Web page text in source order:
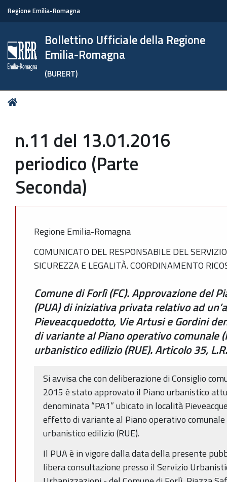
Regione Emilia-Romagna
Bollettino Ufficiale della Regione
Emilia-Romagna
(BURERT)
Tu
n.11 del 13.01.2016
periodico (Parte
Seconda)
Regione Emilia-Romagna
COMUNICATO DEL RESPONSABILE DEL
SICUREZZA E LEGALITÀ. COORDINAMENTO
Comune di Forlì (FC). Approvazione del
(PUA) di iniziativa privata relativo ad
Pieveacquedotto, Vie Artusi e Gordini
di variante al Piano operativo comunale
urbanistico edilizio (RUE). Articolo 35,
Si avvisa che con deliberazione di Consiglio
2015 è stato approvato il Piano urbanistico
denominata “PA1” ubicato in località
effetto di variante al Piano operativo comunale
urbanistico edilizio (RUE).
Il PUA è in vigore dalla data della presente
libera consultazione presso il Servizio